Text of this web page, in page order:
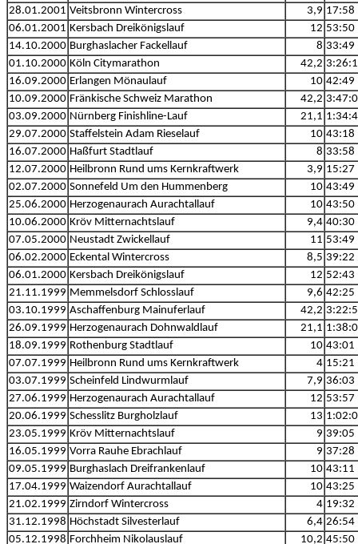
28.01.2001 Veitsbronn Wintercross 3,9 17:58
06.01.2001 Kersbach Dreikönigslauf 12 53:50
14.10.2000 Burghaslacher Fackellauf 8 33:49
01.10.2000 Köln Citymarathon 42,2
16.09.2000 Erlangen Mönaulauf 10 42:49
10.09.2000 Fränkische Schweiz Marathon 42,2
03.09.2000 Nürnberg Finishline-Lauf 21,1
29.07.2000 Staffelstein Adam Rieselauf 10 43:18
16.07.2000 Haßfurt Stadtlauf 8 33:58
12.07.2000 Heilbronn Rund ums Kernkraftwerk 3,9 15:27
02.07.2000 Sonnefeld Um den Hummenberg 10 43:49
25.06.2000 Herzogenaurach Aurachtallauf 10 43:50
10.06.2000 Kröv Mitternachtslauf 9,4 40:30
07.05.2000 Neustadt Zwickellauf 11 53:49
06.02.2000 Eckental Wintercross 8,5 39:22
06.01.2000 Kersbach Dreikönigslauf 12 52:43
21.11.1999 Memmelsdorf Schlosslauf 9,6 42:25
03.10.1999 Aschaffenburg Mainuferlauf 42,2
26.09.1999 Herzogenaurach Dohnwaldlauf 21,1
18.09.1999 Rothenburg Stadtlauf 10 43:01
07.07.1999 Heilbronn Rund ums Kernkraftwerk 4 15:21
03.07.1999 Scheinfeld Lindwurmlauf 7,9 36:03
27.06.1999 Herzogenaurach Aurachtallauf 12 53:57
20.06.1999 Schesslitz Burgholzlauf 13
23.05.1999 Kröv Mitternachtslauf 9 39:05
16.05.1999 Vorra Rauhe Ebrachlauf 9 37:28
09.05.1999 Burghaslach Dreifrankenlauf 10 43:11
17.04.1999 Waizendorf Aurachtallauf 10 43:25
21.02.1999 Zirndorf Wintercross 4 19:32
31.12.1998 Höchstadt Silvesterlauf 6,4 26:54
05.12.1998 Forchheim Nikolauslauf 10,2 45:50